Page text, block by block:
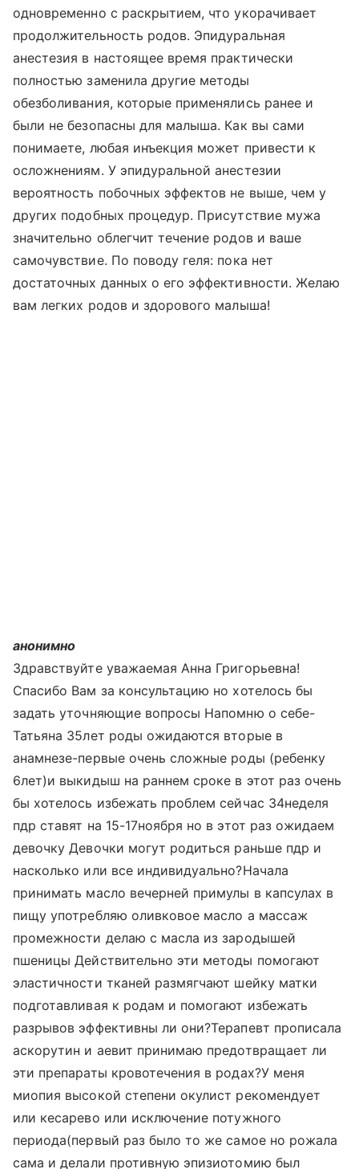
одновременно с раскрытием, что укорачивает
продолжительность родов. Эпидуральная
анестезия в настоящее время практически
полностью заменила другие методы
обезболивания, которые применялись ранее и
были не безопасны для малыша. Как вы сами
понимаете, любая инъекция может привести к
осложнениям. У эпидуральной анестезии
вероятность побочных эффектов не выше, чем у
других подобных процедур. Присутствие мужа
значительно облегчит течение родов и ваше
самочувствие. По поводу геля: пока нет
достаточных данных о его эффективности. Желаю
вам легких родов и здорового малыша!
анонимно
Здравствуйте уважаемая Анна Григорьевна!
Спасибо Вам за консультацию но хотелось бы
задать уточняющие вопросы Напомню о себе-
Татьяна 35лет роды ожидаются вторые в
анамнезе-первые очень сложные роды (ребенку
6лет)и выкидыш на раннем сроке в этот раз очень
бы хотелось избежать проблем сейчас 34неделя
пдр ставят на 15-17ноября но в этот раз ожидаем
девочку Девочки могут родиться раньше пдр и
насколько или все индивидуально?Начала
принимать масло вечерней примулы в капсулах в
пищу употребляю оливковое масло а массаж
промежности делаю с масла из зародышей
пшеницы Действительно эти методы помогают
эластичности тканей размягчают шейку матки
подготавливая к родам и помогают избежать
разрывов эффективны ли они?Терапевт прописала
аскорутин и аевит принимаю предотвращает ли
эти препараты кровотечения в родах?У меня
миопия высокой степени окулист рекомендует
или кесарево или исключение потужного
периода(первый раз было то же самое но рожала
сама и делали противную эпизиотомию был